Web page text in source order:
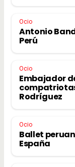
Ocio
Antonio
Perú
Ocio
Embajador
Rodríguez
Ocio
Ballet
España